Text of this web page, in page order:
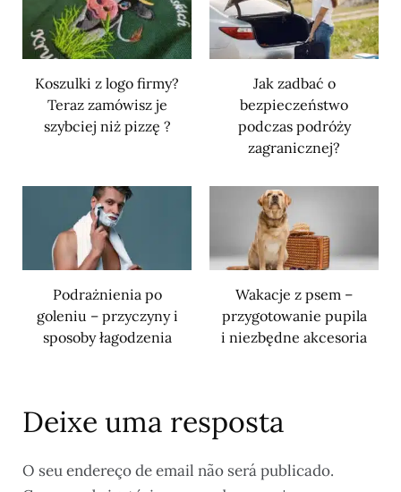
Koszulki z logo firmy?
Teraz zamówisz je
szybciej niż pizzę ?
Jak zadbać o
bezpieczeństwo
podczas podróży
zagranicznej?
Podrażnienia po
goleniu – przyczyny i
sposoby łagodzenia
Wakacje z psem –
przygotowanie pupila
i niezbędne akcesoria
Deixe uma resposta
O seu endereço de email não será publicado.